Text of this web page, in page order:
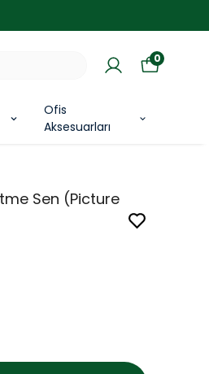
Ofis
Aksesuarları
0
Sen (Picture